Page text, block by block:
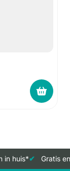
huis* Gratis